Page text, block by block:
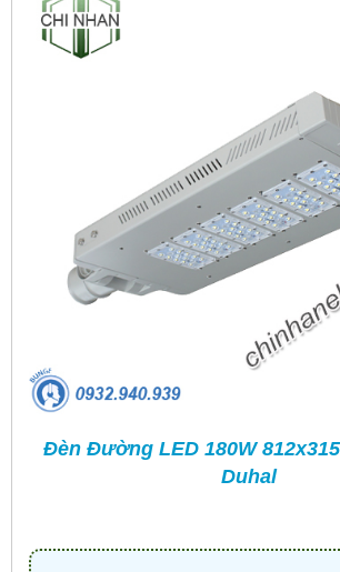
Đèn Đường LED 180W
Duhal